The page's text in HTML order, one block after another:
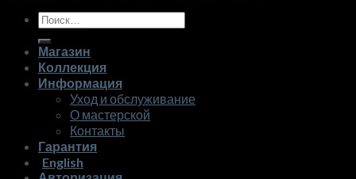
Искать:
Магазин
Коллекция
Информация
Уход и обслуживание
О мастерской
Контакты
Гарантия
English